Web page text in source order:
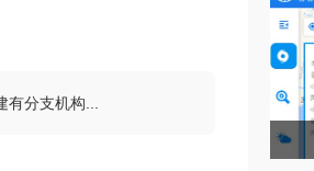
分支机构...